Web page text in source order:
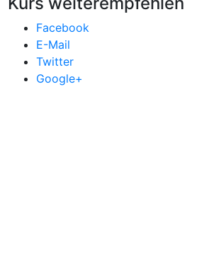
Facebook
E-Mail
Twitter
Google+